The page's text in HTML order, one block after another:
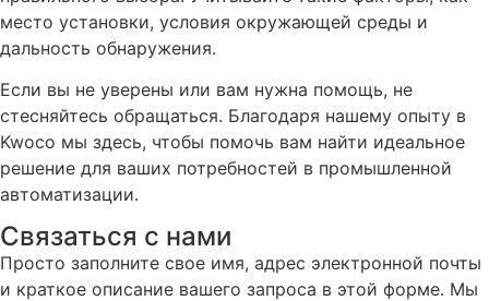
место установки, условия окружающей среды и
дальность обнаружения.
Если вы не уверены или вам нужна помощь, не
стесняйтесь обращаться. Благодаря нашему опыту в
Kwoco мы здесь, чтобы помочь вам найти идеальное
решение для ваших потребностей в промышленной
автоматизации.
Связаться с нами
Просто заполните свое имя, адрес электронной почты
и краткое описание вашего запроса в этой форме. Мы